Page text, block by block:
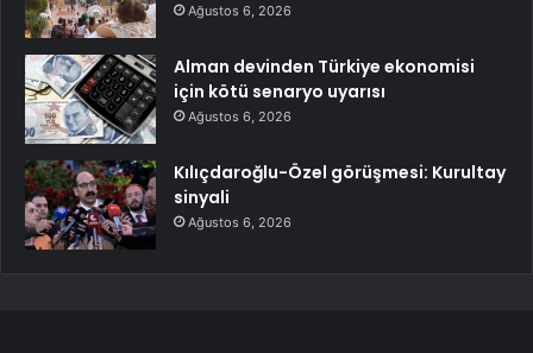
Ağustos 6, 2026
Alman devinden Türkiye ekonomisi
için kötü senaryo uyarısı
Ağustos 6, 2026
Kılıçdaroğlu-Özel görüşmesi: Kurultay
sinyali
Ağustos 6, 2026